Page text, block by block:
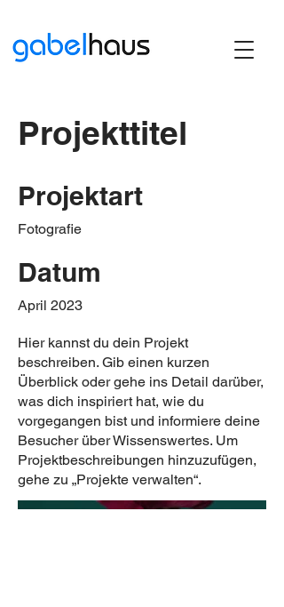
Projekttitel
Projektart
Fotografie
Datum
April 2023
Hier kannst du dein Projekt
beschreiben. Gib einen kurzen
Überblick oder gehe ins Detail darüber,
was dich inspiriert hat, wie du
vorgegangen bist und informiere deine
Besucher über Wissenswertes. Um
Projektbeschreibungen hinzuzufügen,
gehe zu „Projekte verwalten“.